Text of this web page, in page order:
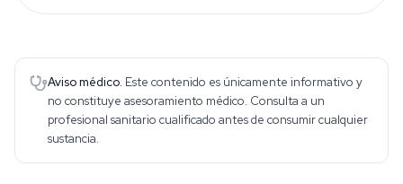
Aviso médico. Este contenido es únicamente informativo y
no constituye asesoramiento médico. Consulta a un
profesional sanitario cualificado antes de consumir cualquier
sustancia.